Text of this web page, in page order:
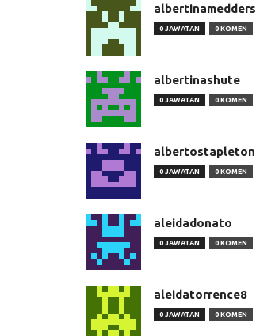
albertinamedders
0 JAWATAN 0 KOMEN
albertinashute
0 JAWATAN 0 KOMEN
albertostapleton
0 JAWATAN 0 KOMEN
aleidadonato
0 JAWATAN 0 KOMEN
aleidatorrence8
0 JAWATAN 0 KOMEN